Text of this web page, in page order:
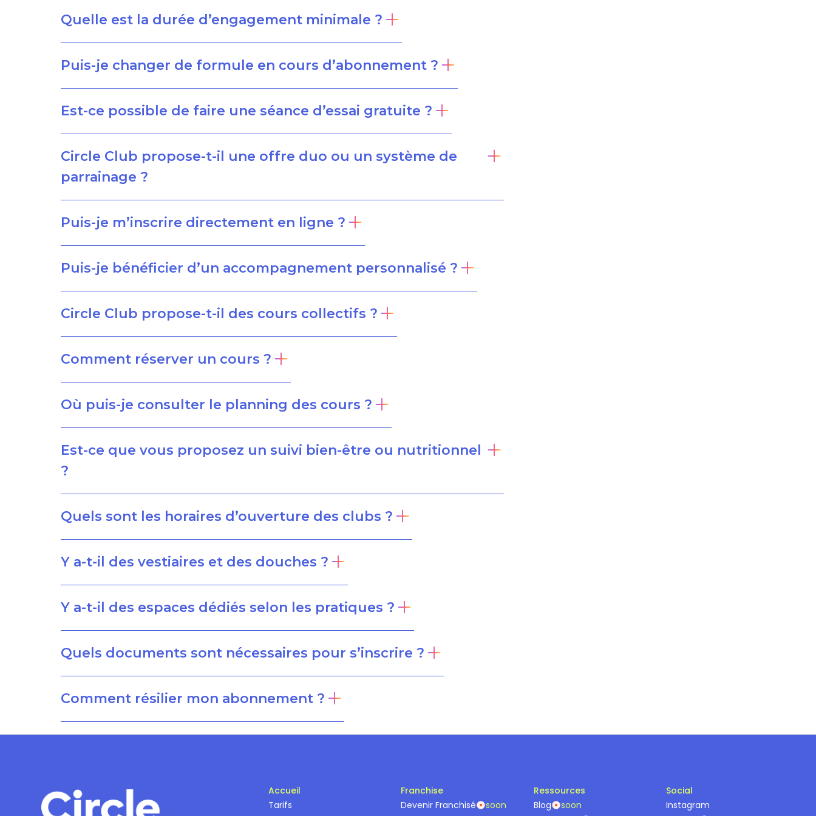
Quelle est la durée d’engagement minimale ?
Puis-je changer de formule en cours d’abonnement ?
Est-ce possible de faire une séance d’essai gratuite ?
Circle Club propose-t-il une offre duo ou un système de
parrainage ?
Puis-je m’inscrire directement en ligne ?
Puis-je bénéficier d’un accompagnement personnalisé ?
Circle Club propose-t-il des cours collectifs ?
Comment réserver un cours ?
Où puis-je consulter le planning des cours ?
Est-ce que vous proposez un suivi bien-être ou nutritionnel
?
Quels sont les horaires d’ouverture des clubs ?
Y a-t-il des vestiaires et des douches ?
Y a-t-il des espaces dédiés selon les pratiques ?
Quels documents sont nécessaires pour s’inscrire ?
Comment résilier mon abonnement ?
Accueil
Tarifs
Franchise
Devenir Franchisé
soon
Ressources
Blog
soon
Social
Instagram